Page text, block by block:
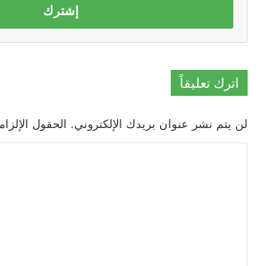
اترك تعليقاً
لن يتم نشر عنوان بريدك الإلكتروني. الحقول